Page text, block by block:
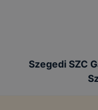
Szegedi SZC